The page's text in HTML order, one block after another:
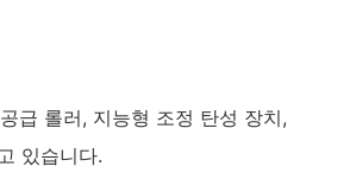
급 롤러, 지능형 조정 탄성 장치,
있습니다.